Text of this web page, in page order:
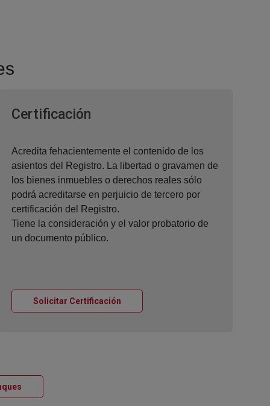
Certificación
Acredita fehacientemente el contenido de los
asientos del Registro. La libertad o gravamen de
los bienes inmuebles o derechos reales sólo
podrá acreditarse en perjuicio de tercero por
certificación del Registro.
Tiene la consideración y el valor probatorio de
un documento público.
Solicitar Certificación